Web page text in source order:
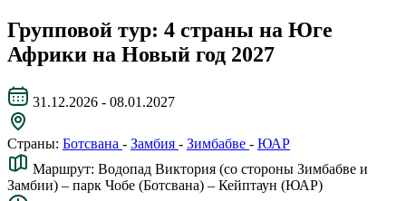
Групповой тур: 4 страны на Юге
Африки на Новый год 2027
31.12.2026 - 08.01.2027
Страны: Ботсвана - Замбия - Зимбабве - ЮАР
Маршрут: Водопад Виктория (со стороны Зимбабве и
Замбии) – парк Чобе (Ботсвана) – Кейптаун (ЮАР)